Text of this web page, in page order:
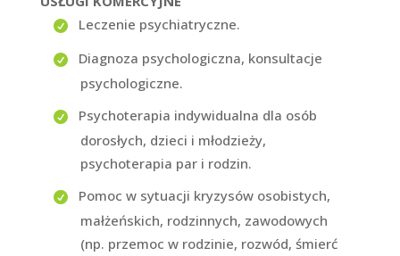
Leczenie psychiatryczne.
Diagnoza psychologiczna, konsultacje
psychologiczne.
Psychoterapia indywidualna dla osób
dorosłych, dzieci i młodzieży,
psychoterapia par i rodzin.
Pomoc w sytuacji kryzysów osobistych,
małżeńskich, rodzinnych, zawodowych
(np. przemoc w rodzinie, rozwód, śmierć